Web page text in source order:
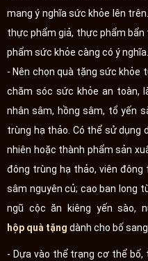
mang ý nghĩa sức khỏe lên
thực phẩm giả, thực phẩm
phẩm sức khỏe càng có ý nghĩa.
- Nên chọn quà tặng sức khỏe
chăm sóc sức khỏe an toàn,
nhân sâm, hồng sâm, tổ yến
trùng hạ thảo. Có thể sử dụng
nhiên hoặc thành phẩm sản
đông trùng hạ thảo, viên đông
sâm nguyên củ; cao ban long
ngũ cộc ăn kiêng yến sào,
hộp quà tặng dành cho bố
- Dựa vào thể trạng cơ thể